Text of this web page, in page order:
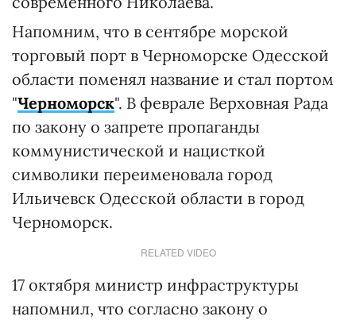
Напомним, что в сентябре морской
торговый порт в Черноморске Одесской
области поменял название и стал портом
"Черноморск". В феврале Верховная Рада
по закону о запрете пропаганды
коммунистической и нацисткой
символики переименовала город
Ильичевск Одесской области в город
Черноморск.
RELATED VIDEO
17 октября министр инфраструктуры
напомнил, что согласно закону о